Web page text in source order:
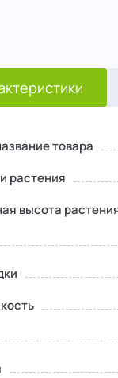
товара
растения
высота